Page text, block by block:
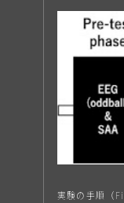
実験の手順（